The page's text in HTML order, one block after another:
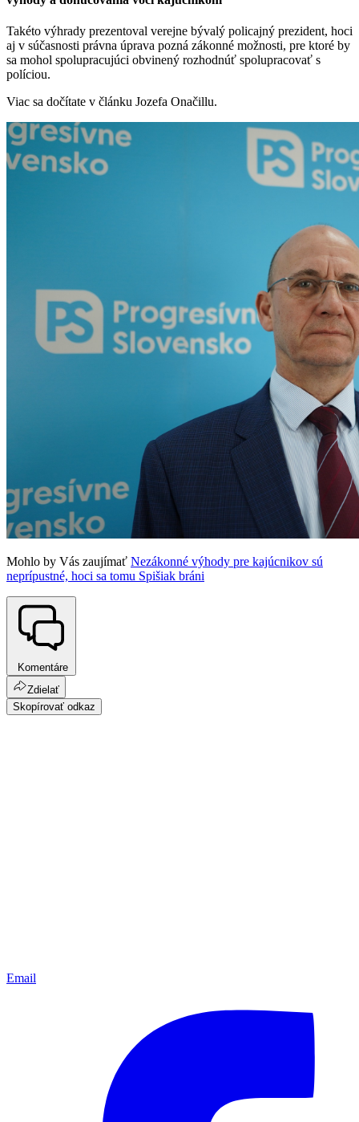
Takéto výhrady prezentoval verejne bývalý policajný prezident, hoci
aj v súčasnosti právna úprava pozná zákonné možnosti, pre ktoré by
sa mohol spolupracujúci obvinený rozhodnúť spolupracovať s
políciou.
Viac sa dočítate v článku Jozefa Onačillu.
Mohlo by Vás zaujímať Nezákonné výhody pre kajúcnikov sú
neprípustné, hoci sa tomu Spišiak bráni
Komentáre
Zdielať
Skopírovať odkaz
Email